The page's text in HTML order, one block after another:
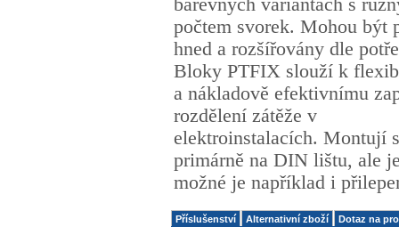
barevných variantách s
počtem svorek. Mohou být
hned a rozšířovány dle
Bloky PTFIX slouží k
a nákladově efektivnímu
rozdělení zátěže v
elektroinstalacích. Montují
primárně na DIN lištu, ale
možné je například i
Příslušenství Alternativní zboží Dotaz na